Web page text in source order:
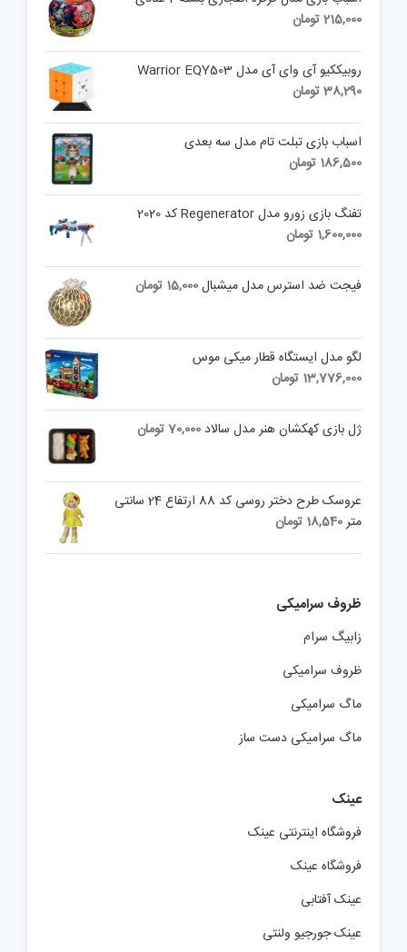
215,000تومان
روبیککیو آی وای آی مدل Warrior EQY503
38,290تومان
اسباب بازی تبلت تام مدل سه بعدی
186,500 تومان
تفنگ بازی زورو مدل Regenerator کد 2020
1,600,000 تومان
فیجت ضد استرس مدل میشبال15,000 تومان
لگو مدل ایستگاه قطار میکی موس
13,776,000 تومان
ژل بازی کهکشان هنر مدل سالاد 70,000تومان
عروسک طرح دختر روسی کد 88 ارتفاع 24 سانتی
متر18,540 تومان
ظروف سرامیکی
زابیگ سرام
ظروف سرامیکی
ماگ سرامیکی
ماگ سرامیکی دست ساز
عینک
فروشگاه اینترنتی عینک
فروشگاه عینک
عینک آفتابی
عینک جورجیو ولنتی